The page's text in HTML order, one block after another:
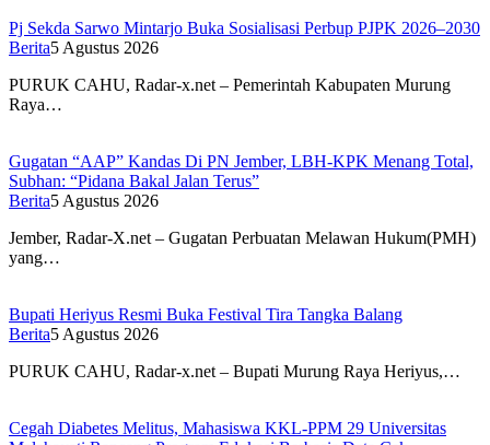
Pj Sekda Sarwo Mintarjo Buka Sosialisasi Perbup PJPK 2026–2030
Berita5 Agustus 2026
PURUK CAHU, Radar-x.net – Pemerintah Kabupaten Murung
Raya…
Gugatan “AAP” Kandas Di PN Jember, LBH-KPK Menang Total,
Subhan: “Pidana Bakal Jalan Terus”
Berita5 Agustus 2026
Jember, Radar-X.net – Gugatan Perbuatan Melawan Hukum(PMH)
yang…
Bupati Heriyus Resmi Buka Festival Tira Tangka Balang
Berita5 Agustus 2026
PURUK CAHU, Radar-x.net – Bupati Murung Raya Heriyus,…
Cegah Diabetes Melitus, Mahasiswa KKL-PPM 29 Universitas